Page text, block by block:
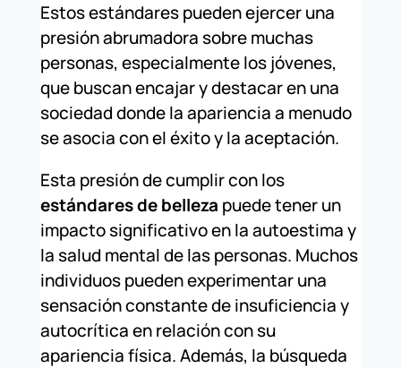
Estos estándares pueden ejercer una
presión abrumadora sobre muchas
personas, especialmente los jóvenes,
que buscan encajar y destacar en una
sociedad donde la apariencia a menudo
se asocia con el éxito y la aceptación.
Esta presión de cumplir con los
estándares de belleza puede tener un
impacto significativo en la autoestima y
la salud mental de las personas. Muchos
individuos pueden experimentar una
sensación constante de insuficiencia y
autocrítica en relación con su
apariencia física. Además, la búsqueda